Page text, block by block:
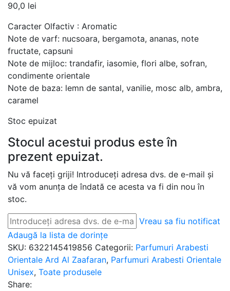
90,0 lei
Caracter Olfactiv : Aromatic
Note de varf: nucsoara, bergamota, ananas, note
fructate, capsuni
Note de mijloc: trandafir, iasomie, flori albe, sofran,
condimente orientale
Note de baza: lemn de santal, vanilie, mosc alb, ambra,
caramel
Stoc epuizat
Stocul acestui produs este în
prezent epuizat.
Nu vă faceți griji! Introduceți adresa dvs. de e-mail și
vă vom anunța de îndată ce acesta va fi din nou în
stoc.
Vreau sa fiu notificat
Adaugă la lista de dorințe
SKU: 6322145419856 Categorii: Parfumuri Arabesti
Orientale Ard Al Zaafaran, Parfumuri Arabesti Orientale
Unisex, Toate produsele
Share: